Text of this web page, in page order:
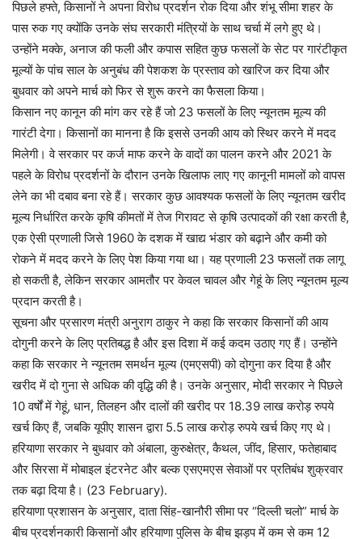
पिछले हफ्ते, किसानों ने अपना विरोध प्रदर्शन रोक दिया और शंभू सीमा शहर के
पास रुक गए क्योंकि उनके संघ सरकारी मंत्रियों के साथ चर्चा में लगे हुए थे।
उन्होंने मक्के, अनाज की फली और कपास सहित कुछ फसलों के सेट पर गारंटीकृत
मूल्यों के पांच साल के अनुबंध की पेशकश के प्रस्ताव को खारिज कर दिया और
बुधवार को अपने मार्च को फिर से शुरू करने का फैसला किया।
किसान नए कानून की मांग कर रहे हैं जो 23 फसलों के लिए न्यूनतम मूल्य की
गारंटी देगा। किसानों का मानना है कि इससे उनकी आय को स्थिर करने में मदद
मिलेगी। वे सरकार पर कर्ज माफ करने के वादों का पालन करने और 2021 के
पहले के विरोध प्रदर्शनों के दौरान उनके खिलाफ लाए गए कानूनी मामलों को वापस
लेने का भी दबाव बना रहे हैं। सरकार कुछ आवश्यक फसलों के लिए न्यूनतम खरीद
मूल्य निर्धारित करके कृषि कीमतों में तेज गिरावट से कृषि उत्पादकों की रक्षा करती है,
एक ऐसी प्रणाली जिसे 1960 के दशक में खाद्य भंडार को बढ़ाने और कमी को
रोकने में मदद करने के लिए पेश किया गया था। यह प्रणाली 23 फसलों तक लागू
हो सकती है, लेकिन सरकार आमतौर पर केवल चावल और गेहूं के लिए न्यूनतम मूल्य
प्रदान करती है।
सूचना और प्रसारण मंत्री अनुराग ठाकुर ने कहा कि सरकार किसानों की आय
दोगुनी करने के लिए प्रतिबद्ध है और इस दिशा में कई कदम उठाए गए हैं। उन्होंने
कहा कि सरकार ने न्यूनतम समर्थन मूल्य (एमएसपी) को दोगुना कर दिया है और
खरीद में दो गुना से अधिक की वृद्धि की है। उनके अनुसार, मोदी सरकार ने पिछले
10 वर्षों में गेहूं, धान, तिलहन और दालों की खरीद पर 18.39 लाख करोड़ रुपये
खर्च किए हैं, जबकि यूपीए शासन द्वारा 5.5 लाख करोड़ रुपये खर्च किए गए थे।
हरियाणा सरकार ने बुधवार को अंबाला, कुरुक्षेत्र, कैथल, जींद, हिसार, फतेहाबाद
और सिरसा में मोबाइल इंटरनेट और बल्क एसएमएस सेवाओं पर प्रतिबंध शुक्रवार
तक बढ़ा दिया है। (23 February).
हरियाणा प्रशासन के अनुसार, दाता सिंह-खानौरी सीमा पर “दिल्ली चलो” मार्च के
बीच प्रदर्शनकारी किसानों और हरियाणा पुलिस के बीच झड़प में कम से कम 12